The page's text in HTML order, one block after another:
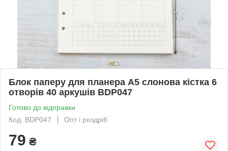
Блок паперу для планера А5 слонова кістка 6
отворів 40 аркушів BDP047
Готово до відправки
Код: BDP047
Опт і роздріб
79 ₴